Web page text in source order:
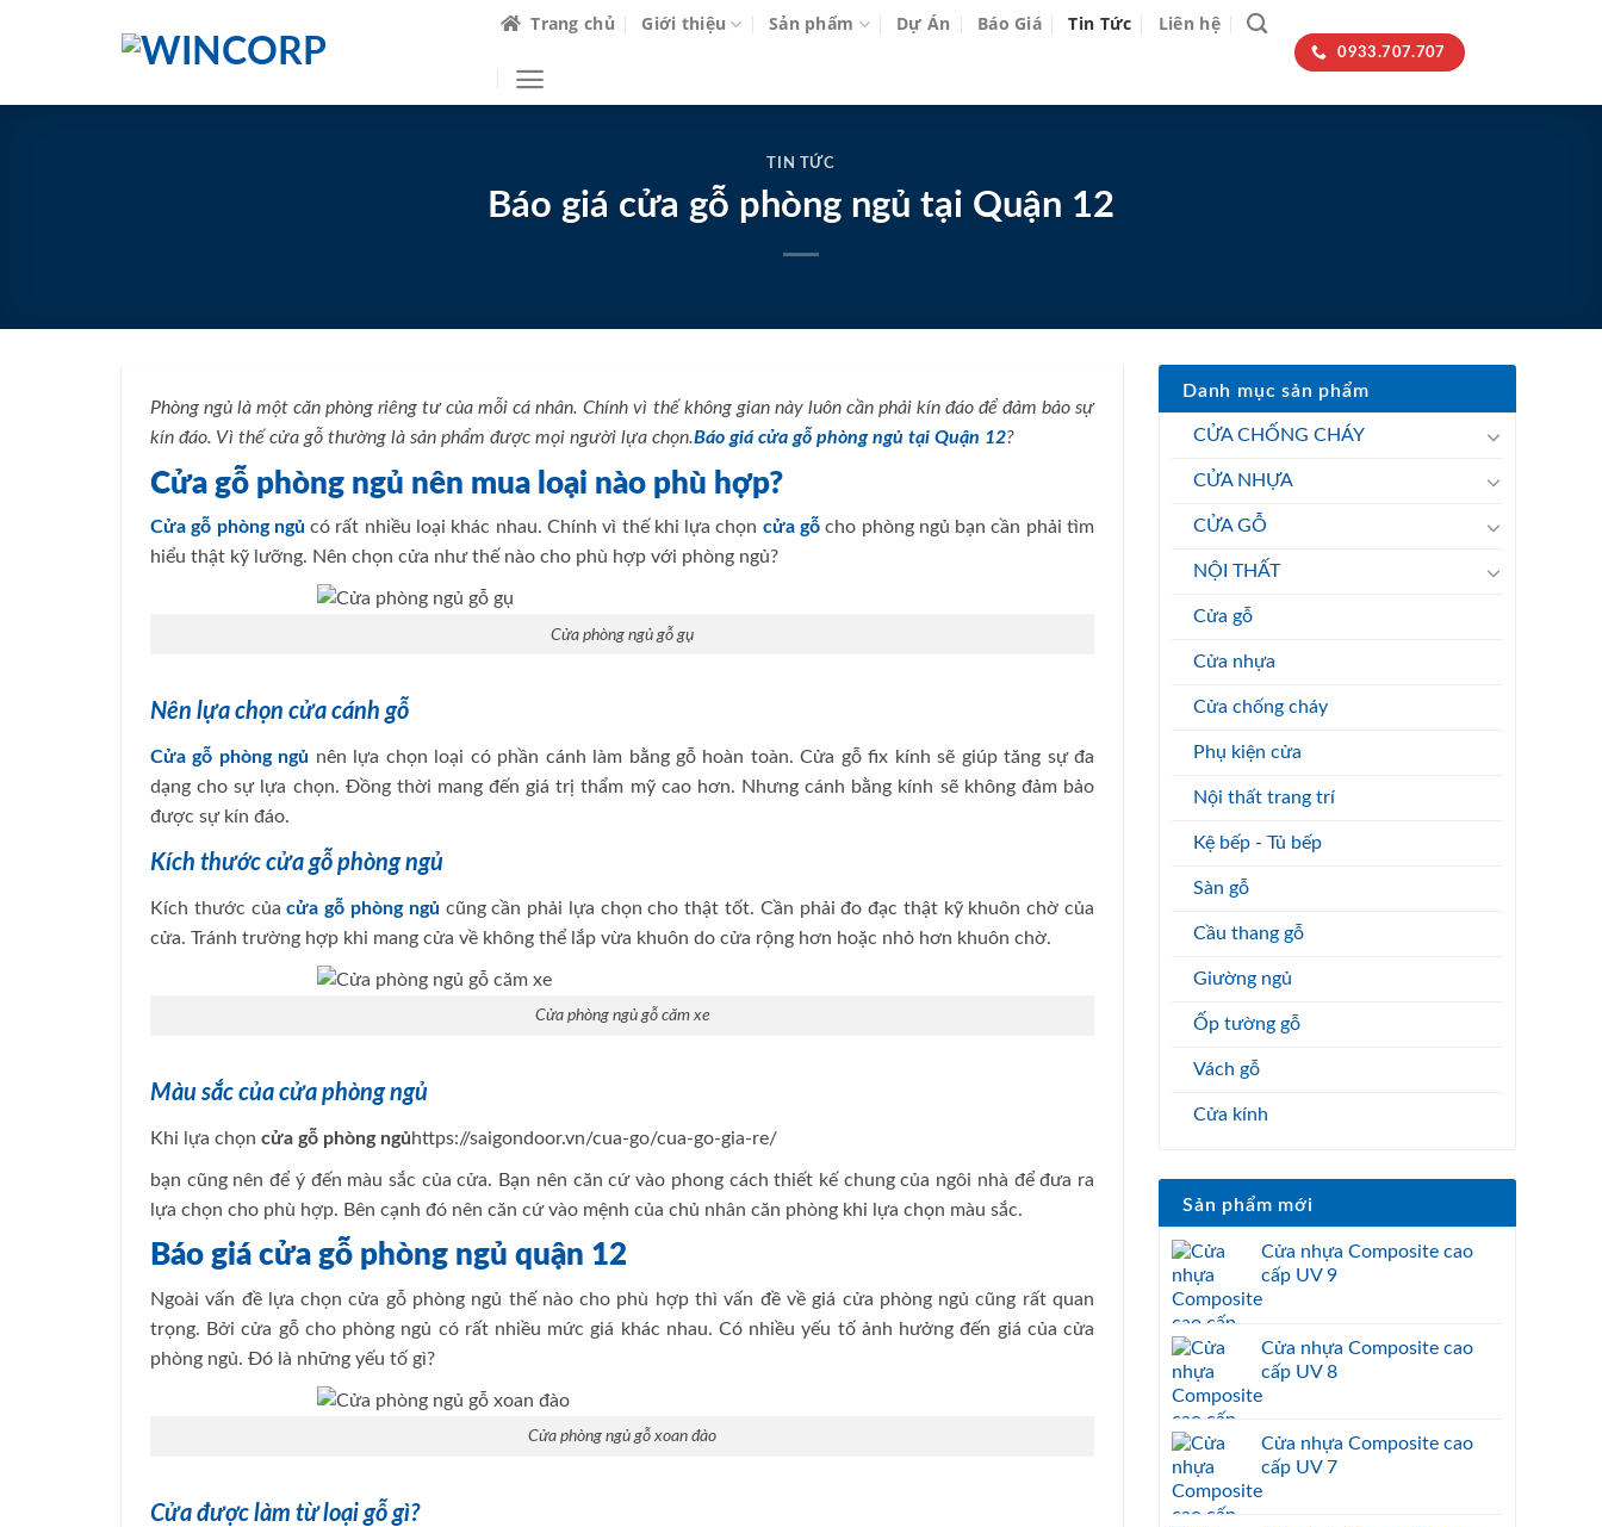
Trang chủ Giới thiệu Sản phẩm Dự Án Báo Giá Tin Tức Liên hệ
0933.707.707
TIN TỨC
Báo giá cửa gỗ phòng ngủ tại Quận 12
Phòng ngủ là một căn phòng riêng tư của mỗi cá nhân. Chính vì thế không gian này luôn cần phải kín đáo để đảm bảo sự
kín đáo. Vì thế cửa gỗ thường là sản phẩm được mọi người lựa chọn.Báo giá cửa gỗ phòng ngủ tại Quận 12?
Cửa gỗ phòng ngủ nên mua loại nào phù hợp?
Cửa gỗ phòng ngủ có rất nhiều loại khác nhau. Chính vì thế khi lựa chọn cửa gỗcho phòng ngủ bạn cần phải tìm
hiểu thật kỹ lưỡng. Nên chọn cửa như thế nào cho phù hợp với phòng ngủ?
Cửa phòng ngủ gỗ gụ
Nên lựa chọn cửa cánh gỗ
Cửa gỗ phòng ngủ nên lựa chọn loại có phần cánh làm bằng gỗ hoàn toàn. Cửa gỗ fix kính sẽ giúp tăng sự đa
dạng cho sự lựa chọn. Đồng thời mang đến giá trị thẩm mỹ cao hơn. Nhưng cánh bằng kính sẽ không đảm bảo
được sự kín đáo.
Kích thước cửa gỗ phòng ngủ
Kích thước củacửa gỗ phòng ngủ cũng cần phải lựa chọn cho thật tốt. Cần phải đo đạc thật kỹ khuôn chờ của
cửa. Tránh trường hợp khi mang cửa về không thể lắp vừa khuôn do cửa rộng hơn hoặc nhỏ hơn khuôn chờ.
Cửa phòng ngủ gỗ căm xe
Màu sắc của cửa phòng ngủ
Khi lựa chọn cửa gỗ phòng ngủhttps://saigondoor.vn/cua-go/cua-go-gia-re/
bạn cũng nên để ý đến màu sắc của cửa. Bạn nên căn cứ vào phong cách thiết kế chung của ngôi nhà để đưa ra
lựa chọn cho phù hợp. Bên cạnh đó nên căn cứ vào mệnh của chủ nhân căn phòng khi lựa chọn màu sắc.
Báo giá cửa gỗ phòng ngủ quận 12
Ngoài vấn đề lựa chọn cửa gỗ phòng ngủ thế nào cho phù hợp thì vấn đề về giá cửa phòng ngủ cũng rất quan
trọng. Bởi cửa gỗ cho phòng ngủ có rất nhiều mức giá khác nhau. Có nhiều yếu tố ảnh hưởng đến giá của cửa
phòng ngủ. Đó là những yếu tố gì?
Cửa phòng ngủ gỗ xoan đào
Cửa được làm từ loại gỗ gì?
Danh mục sản phẩm
CỬA CHỐNG CHÁY
CỬA NHỰA
CỬA GỖ
NỘI THẤT
Cửa gỗ
Cửa nhựa
Cửa chống cháy
Phụ kiện cửa
Nội thất trang trí
Kệ bếp - Tủ bếp
Sàn gỗ
Cầu thang gỗ
Giường ngủ
Ốp tường gỗ
Vách gỗ
Cửa kính
Sản phẩm mới
Cửa nhựa Composite cao
cấp UV 9
Cửa nhựa Composite cao
cấp UV 8
Cửa nhựa Composite cao
cấp UV 7